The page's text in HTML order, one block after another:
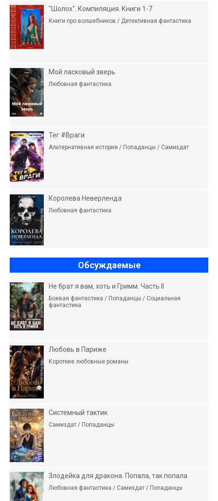
"Шолох". Компиляция. Книги 1-7
Книги про волшебников / Детективная фантастика
Мой ласковый зверь
Любовная фантастика
Тег #Враги
Альтернативная история / Попаданцы / Самиздат
Королева Неверленда
Любовная фантастика
Обсуждаемые
Не брат я вам, хоть и Гримм. Часть II
Боевая фантастика / Попаданцы / Социальная
фантастика
Любовь в Париже
Короткие любовные романы
Системный тактик
Самиздат / Попаданцы
Злодейка для дракона. Попала, так попала
Любовная фантастика / Самиздат / Попаданцы